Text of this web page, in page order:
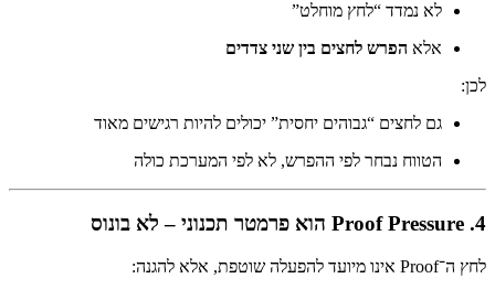
לא נמדד “לחץ מוחלט”
אלא הפרש לחצים בין שני צדדים
לכן:
גם לחצים “גבוהים יחסית” יכולים להיות רגישים מאוד
הטווח נבחר לפי ההפרש, לא לפי המערכת כולה
4. Proof Pressure הוא פרמטר תכנוני – לא בונוס
לחץ ה־Proof אינו מיועד להפעלה שוטפת, אלא להגנה: